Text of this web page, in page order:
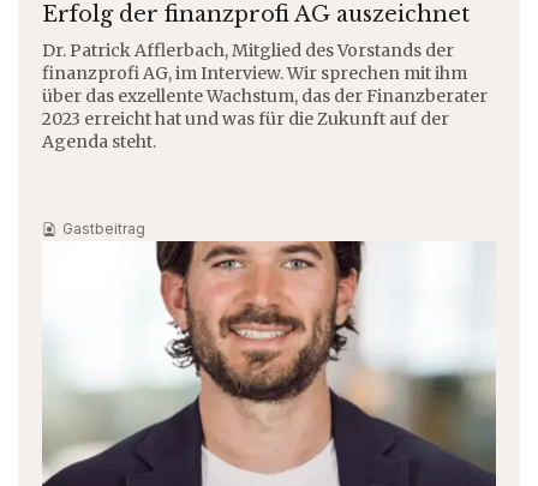
Erfolg der finanzprofi AG auszeichnet
Dr. Patrick Afflerbach, Mitglied des Vorstands der
finanzprofi AG, im Interview. Wir sprechen mit ihm
über das exzellente Wachstum, das der Finanzberater
2023 erreicht hat und was für die Zukunft auf der
Agenda steht.
Gastbeitrag